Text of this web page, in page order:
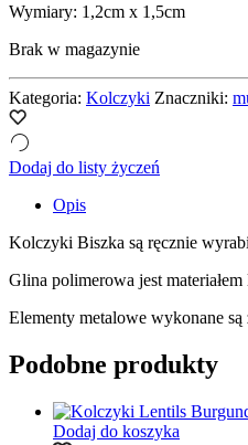
Wymiary: 1,2cm x 1,5cm
Brak w magazynie
Kategoria: Kolczyki Znaczniki:
Dodaj do listy życzeń
Opis
Kolczyki Biszka są ręcznie
Glina polimerowa jest
Elementy metalowe wykonane
Podobne produkty
Dodaj do koszyka